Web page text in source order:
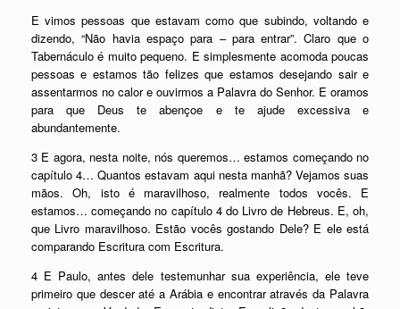
E vimos pessoas que estavam como que subindo, voltando e
dizendo, “Não havia espaço para – para entrar”. Claro que o
Tabernáculo é muito pequeno. E simplesmente acomoda poucas
pessoas e estamos tão felizes que estamos desejando sair e
assentarmos no calor e ouvirmos a Palavra do Senhor. E oramos
para que Deus te abençoe e te ajude excessiva e
abundantemente.
3 E agora, nesta noite, nós queremos… estamos começando no
capítulo 4… Quantos estavam aqui nesta manhã? Vejamos suas
mãos. Oh, isto é maravilhoso, realmente todos vocês. E
estamos… começando no capítulo 4 do Livro de Hebreus. E, oh,
que Livro maravilhoso. Estão vocês gostando Dele? E ele está
comparando Escritura com Escritura.
4 E Paulo, antes dele testemunhar sua experiência, ele teve
primeiro que descer até a Arábia e encontrar através da Palavra